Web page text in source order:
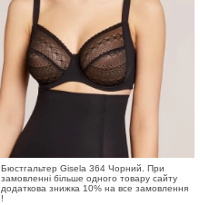
Бюстгальтер Gisela 364 Чорний. При
замовленні більше одного товару сайту
додаткова знижка 10% на все замовлення
!